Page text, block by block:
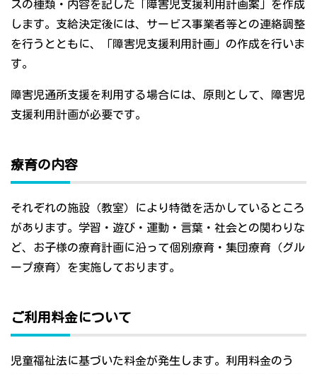
スの種類・内容を記した「障害児支援利用計画案」を作成
します。支給決定後には、サービス事業者等との連絡調整
を行うとともに、「障害児支援利用計画」の作成を行いま
す。
障害児通所支援を利用する場合には、原則として、障害児
支援利用計画が必要です。
療育の内容
それぞれの施設（教室）により特徴を活かしているところ
があります。学習・遊び・運動・言葉・社会との関わりな
ど、お子様の療育計画に沿って個別療育・集団療育（グル
ープ療育）を実施しております。
ご利用料金について
児童福祉法に基づいた料金が発生します。利用料金のう